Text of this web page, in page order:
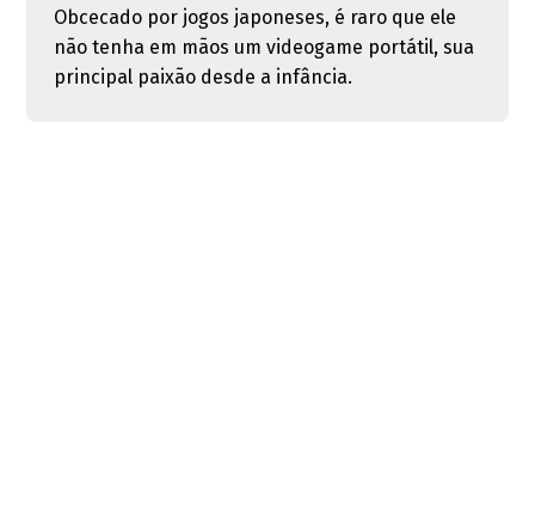
Obcecado por jogos japoneses, é raro que ele
não tenha em mãos um videogame portátil, sua
principal paixão desde a infância.